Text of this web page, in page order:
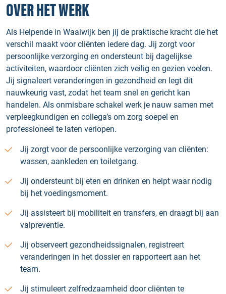
OVER HET WERK
Als Helpende in Waalwijk ben jij de praktische kracht die het
verschil maakt voor cliënten iedere dag. Jij zorgt voor
persoonlijke verzorging en ondersteunt bij dagelijkse
activiteiten, waardoor cliënten zich veilig en gezien voelen.
Jij signaleert veranderingen in gezondheid en legt dit
nauwkeurig vast, zodat het team snel en gericht kan
handelen. Als onmisbare schakel werk je nauw samen met
verpleegkundigen en collega’s om zorg soepel en
professioneel te laten verlopen.
Jij zorgt voor de persoonlijke verzorging van cliënten:
wassen, aankleden en toiletgang.
Jij ondersteunt bij eten en drinken en helpt waar nodig
bij het voedingsmoment.
Jij assisteert bij mobiliteit en transfers, en draagt bij aan
valpreventie.
Jij observeert gezondheidssignalen, registreert
veranderingen in het dossier en rapporteert aan het
team.
Jij stimuleert zelfredzaamheid door cliënten te